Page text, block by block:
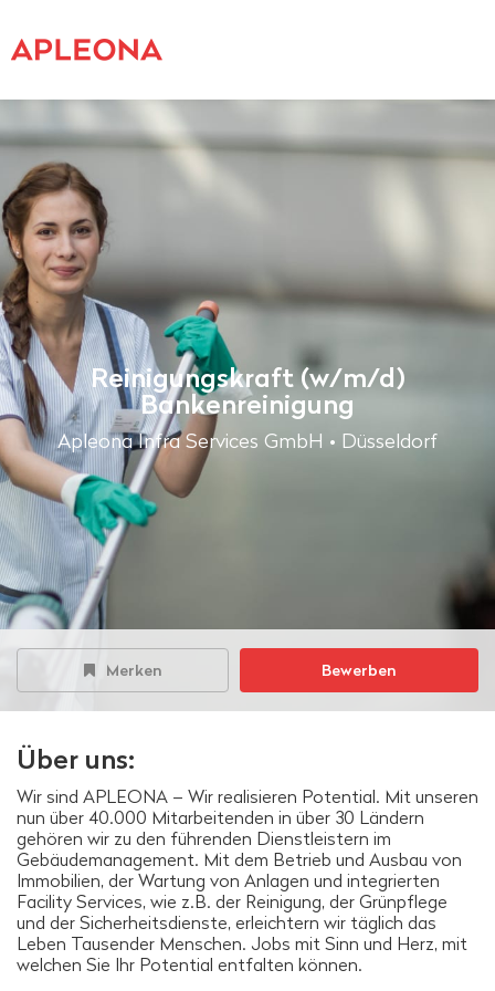
Reinigungskraft (w/m/d)
Bankenreinigung
Apleona Infra Services GmbH • Düsseldorf
Merken Bewerben
Über uns:
Wir sind APLEONA – Wir realisieren Potential. Mit unseren
nun über 40.000 Mitarbeitenden in über 30 Ländern
gehören wir zu den führenden Dienstleistern im
Gebäudemanagement. Mit dem Betrieb und Ausbau von
Immobilien, der Wartung von Anlagen und integrierten
Facility Services, wie z.B. der Reinigung, der Grünpflege
und der Sicherheitsdienste, erleichtern wir täglich das
Leben Tausender Menschen. Jobs mit Sinn und Herz, mit
welchen Sie Ihr Potential entfalten können.